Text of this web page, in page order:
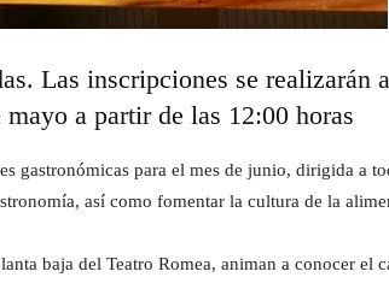
Las inscripciones se realizarán
a partir de las 12:00 horas
gastronómicas para el mes de junio, dirigida a
así como fomentar la cultura de la
baja del Teatro Romea, animan a conocer el